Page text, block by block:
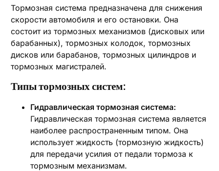
Тормозная система предназначена для снижения
скорости автомобиля и его остановки. Она
состоит из тормозных механизмов (дисковых или
барабанных), тормозных колодок, тормозных
дисков или барабанов, тормозных цилиндров и
тормозных магистралей.
Типы тормозных систем:
Гидравлическая тормозная система:
Гидравлическая тормозная система является
наиболее распространенным типом. Она
использует жидкость (тормозную жидкость)
для передачи усилия от педали тормоза к
тормозным механизмам.